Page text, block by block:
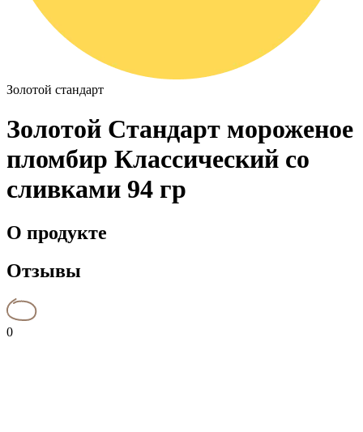
Золотой стандарт
Золотой Стандарт мороженое
пломбир Классический со
сливками 94 гр
О продукте
Отзывы
0